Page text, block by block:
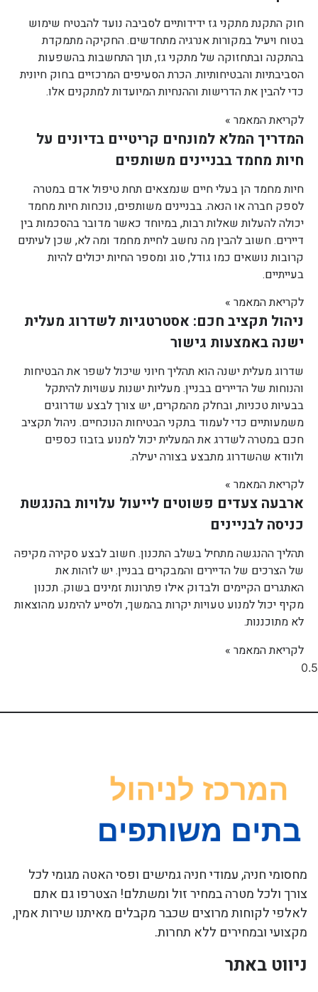
חוק התקנת מתקני גז ידידותיים לסביבה נועד להבטיח שימוש
בטוח ויעיל במקורות אנרגיה מתחדשים. החקיקה מתמקדת
בהתקנה ובתחזוקה של מתקני גז, תוך התחשבות בהשפעות
הסביבתיות והבטיחותיות. הכרת הסעיפים המרכזיים בחוק חיונית
כדי להבין את הדרישות וההנחיות המיועדות למתקנים אלו.
לקריאת המאמר »
המדריך המלא למונחים קריטיים בדיונים על
חיות מחמד בבניינים משותפים
חיות מחמד הן בעלי חיים שנמצאים תחת טיפול אדם במטרה
לספק חברה או הנאה. בבניינים משותפים, נוכחות חיות מחמד
יכולה להעלות שאלות רבות, במיוחד כאשר מדובר בהסכמות בין
דיירים. חשוב להבין מה נחשב לחיית מחמד ומה לא, שכן לעיתים
קרובות נושאים כמו גודל, סוג ומספר החיות יכולים להיות
בעייתיים.
לקריאת המאמר »
ניהול תקציב חכם: אסטרטגיות לשדרוג מעלית
ישנה באמצעות גישור
שדרוג מעלית ישנה הוא תהליך חיוני שיכול לשפר את הבטיחות
והנוחות של הדיירים בבניין. מעליות ישנות עשויות להיתקל
בבעיות טכניות, ובחלק מהמקרים, יש צורך לבצע שדרוגים
משמעותיים כדי לעמוד בתקני הבטיחות הנוכחיים. ניהול תקציב
חכם במטרה לשדרג את המעלית יכול למנוע בזבוז כספים
ולוודא שהשדרוג מתבצע בצורה יעילה.
לקריאת המאמר »
ארבעה צעדים פשוטים לייעול עלויות בהנגשת
כניסה לבניינים
תהליך ההנגשה מתחיל בשלב התכנון. חשוב לבצע סקירה מקיפה
של הצרכים של הדיירים והמבקרים בבניין. יש לזהות את
האתגרים הקיימים ולבדוק אילו פתרונות זמינים בשוק. תכנון
מקיף יכול למנוע טעויות יקרות בהמשך, ולסייע להימנע מהוצאות
לא מתוכננות.
לקריאת המאמר »
מחסומי חניה, עמודי חניה גמישים ופסי האטה מגומי לכל
צורך ולכל מטרה במחיר זול ומשתלם! הצטרפו גם אתם
לאלפי לקוחות מרוצים שכבר מקבלים מאיתנו שירות אמין,
מקצועי ובמחירים ללא תחרות.
ניווט באתר